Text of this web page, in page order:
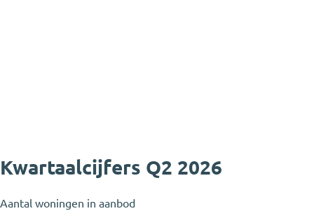
Kwartaalcijfers Q2 2026
Aantal woningen in aanbod